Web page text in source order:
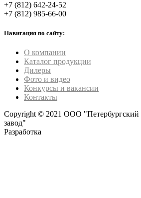
+7 (812) 642-24-52
+7 (812) 985-66-00
Навигация по сайту:
О компании
Каталог продукции
Дилеры
Фото и видео
Конкурсы и вакансии
Контакты
Copyright © 2021 ООО
завод"
Разработка